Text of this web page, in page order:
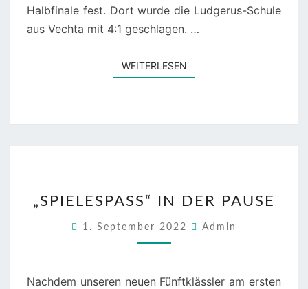
Halbfinale fest. Dort wurde die Ludgerus-Schule
aus Vechta mit 4:1 geschlagen. …
WEITERLESENWEITERLESEN
N D
ER P
AUSE
„SPIELESPASS“ IN DER PAUSE
1. September 2022 Admin
Nachdem unseren neuen Fünftklässler am ersten